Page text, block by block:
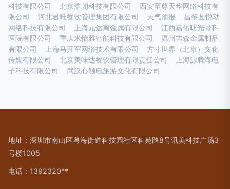
科技有限公司
北京浩朝科技有限公司
西安至尊天华网络科技有
限公司
河北君唯餐饮管理集团有限公司 天气预报
昌黎县悦动
网络科技有限公司
上海元达离金属有限公司
江西嘉佑曙光骨科
医院有限公司
重庆米怡雅智能科技有限公司
温州吉森金属制品
有限公司
上海马开军网络技术有限公司
方寸世界（北京）文化
传媒有限公司
北京美味达餐饮管理有限责任公司
上海源腾海电
子科技有限公司
武汉心触电旅游文化有限公司
地址：深圳市南山区粤海街道科技园社区科苑路8号讯美科技广场3
号楼1005
电话：1392320**